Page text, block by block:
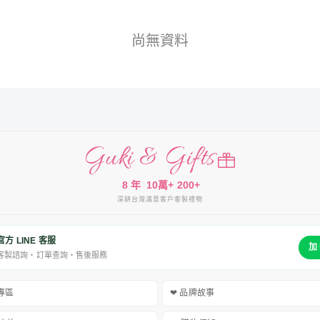
尚無資料
Guki & Gifts
8 年
深耕台灣
10萬+
滿意客戶
200+
客製禮物
方 LINE 客服
製諮詢・訂單查詢・售後服務
加
區 ❤ 品牌故事